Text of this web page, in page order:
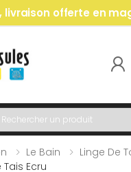
livraison offerte en
menu
Le Bain
Linge De
Ecru